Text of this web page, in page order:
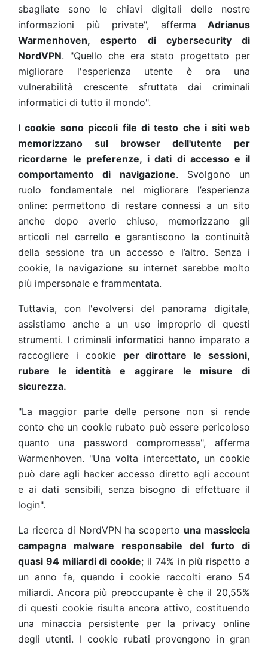
sbagliate sono le chiavi digitali delle nostre
informazioni più private", afferma Adrianus
Warmenhoven, esperto di cybersecurity di
NordVPN. "Quello che era stato progettato per
migliorare l'esperienza utente è ora una
vulnerabilità crescente sfruttata dai criminali
informatici di tutto il mondo".
I cookie sono piccoli file di testo che i siti web
memorizzano sul browser dell'utente per
ricordarne le preferenze, i dati di accesso e il
comportamento di navigazione. Svolgono un
ruolo fondamentale nel migliorare l’esperienza
online: permettono di restare connessi a un sito
anche dopo averlo chiuso, memorizzano gli
articoli nel carrello e garantiscono la continuità
della sessione tra un accesso e l’altro. Senza i
cookie, la navigazione su internet sarebbe molto
più impersonale e frammentata.
Tuttavia, con l'evolversi del panorama digitale,
assistiamo anche a un uso improprio di questi
strumenti. I criminali informatici hanno imparato a
raccogliere i cookie per dirottare le sessioni,
rubare le identità e aggirare le misure di
sicurezza.
"La maggior parte delle persone non si rende
conto che un cookie rubato può essere pericoloso
quanto una password compromessa", afferma
Warmenhoven. "Una volta intercettato, un cookie
può dare agli hacker accesso diretto agli account
e ai dati sensibili, senza bisogno di effettuare il
login".
La ricerca di NordVPN ha scoperto una massiccia
campagna malware responsabile del furto di
quasi 94 miliardi di cookie; il 74% in più rispetto a
un anno fa, quando i cookie raccolti erano 54
miliardi. Ancora più preoccupante è che il 20,55%
di questi cookie risulta ancora attivo, costituendo
una minaccia persistente per la privacy online
degli utenti. I cookie rubati provengono in gran